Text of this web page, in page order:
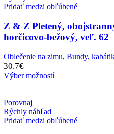
Pridať medzi obľúbené
Z & Z Pletený,
horčicovo-bežový, veľ. 62
Oblečenie na zimu, Bundy,
30.7€
Výber možností
Porovnaj
Rýchly náhľad
Pridať medzi obľúbené